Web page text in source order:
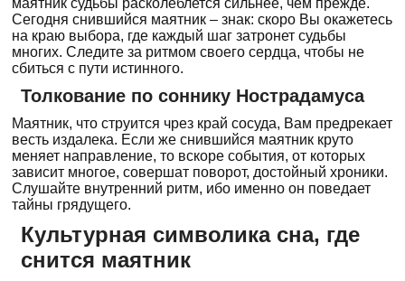
маятник судьбы расколеблется сильнее, чем прежде.
Сегодня снившийся маятник – знак: скоро Вы окажетесь
на краю выбора, где каждый шаг затронет судьбы
многих. Следите за ритмом своего сердца, чтобы не
сбиться с пути истинного.
Толкование по соннику Нострадамуса
Маятник, что струится чрез край сосуда, Вам предрекает
весть издалека. Если же снившийся маятник круто
меняет направление, то вскоре события, от которых
зависит многое, совершат поворот, достойный хроники.
Слушайте внутренний ритм, ибо именно он поведает
тайны грядущего.
Культурная символика сна, где
снится маятник